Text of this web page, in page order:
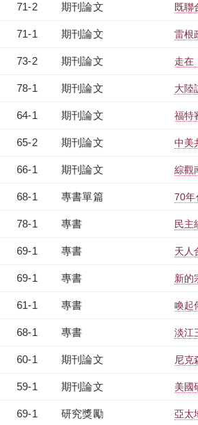
71-2 期刊論文 既聯
71-1 期刊論文 雷根
73-2 期刊論文 走在
78-1 期刊論文 大陸
64-1 期刊論文 福特
65-2 期刊論文 中美
66-1 期刊論文 綜觀
68-1 專書單篇 70年
78-1 專書 民主
69-1 專書 天人
69-1 專書 新的
61-1 專書 喚起
68-1 專書 淡江
60-1 期刊論文 尼克
59-1 期刊論文 美國
69-1 研究獎勵 亞太